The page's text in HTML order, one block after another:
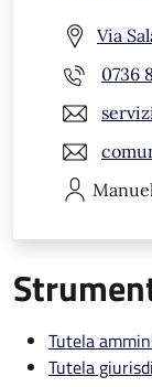
Via
0736
Tutela
Tutela